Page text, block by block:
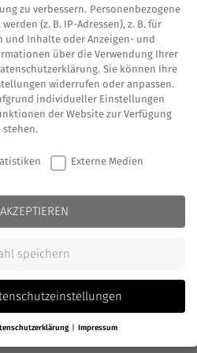
zu verbessern. Personenbezogene
(z. B. IP-Adressen), z. B. für
und Inhalte oder Anzeigen- und
über die Verwendung Ihrer
. Sie können Ihre
widerrufen oder anpassen.
individueller Einstellungen
der Website zur Verfügung
stehen.
Externe Medien
speichern
Impressum